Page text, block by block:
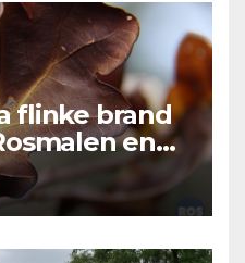
flinke brand
en